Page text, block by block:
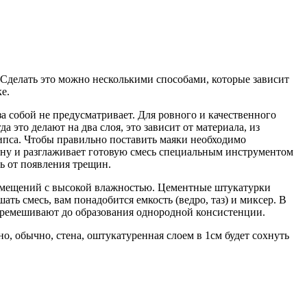
это можно несколькими способами, которые зависит
не предусматривает. Для ровного и качественного
это делают на два слоя, это зависит от материала, из
Чтобы правильно поставить маяки необходимо
и разглаживает готовую смесь специальным инструментом
от появления трещин.
с высокой влажностью. Цементные штукатурки
смесь, вам понадобится емкость (ведро, таз) и миксер. В
до образования однородной консистенции.
обычно, стена, оштукатуренная слоем в 1см будет сохнуть